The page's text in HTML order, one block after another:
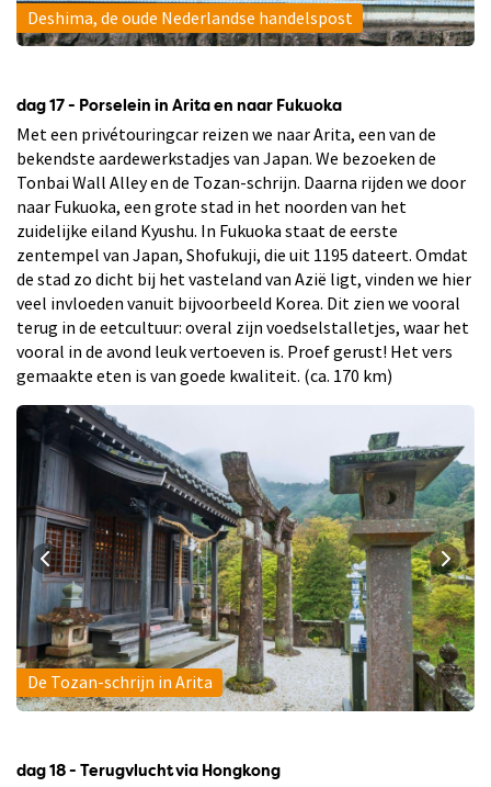
Deshima, de oude Nederlandse handelspost
dag 17 - Porselein in Arita en naar Fukuoka
Met een privétouringcar reizen we naar Arita, een van de
bekendste aardewerkstadjes van Japan. We bezoeken de
Tonbai Wall Alley en de Tozan-schrijn. Daarna rijden we door
naar Fukuoka, een grote stad in het noorden van het
zuidelijke eiland Kyushu. In Fukuoka staat de eerste
zentempel van Japan, Shofukuji, die uit 1195 dateert. Omdat
de stad zo dicht bij het vasteland van Azië ligt, vinden we hier
veel invloeden vanuit bijvoorbeeld Korea. Dit zien we vooral
terug in de eetcultuur: overal zijn voedselstalletjes, waar het
vooral in de avond leuk vertoeven is. Proef gerust! Het vers
gemaakte eten is van goede kwaliteit. (ca. 170 km)
De Tozan-schrijn in Arita
dag 18 - Terugvlucht via Hongkong